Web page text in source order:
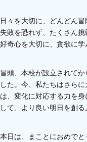
日々を大切に、どんどん冒
失敗を恐れず、たくさん挑
好奇心を大切に、貪欲に学
冒頭、本校が設立されて
した。今、私たちはさら
は、変化に対応する力を
して、より良い明日を創
本日は、まことにおめでと